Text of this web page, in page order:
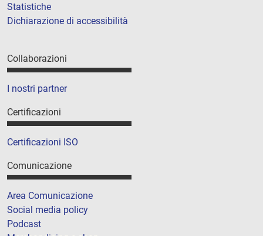
Statistiche
Dichiarazione di accessibilità
Collaborazioni
I nostri partner
Certificazioni
Certificazioni ISO
Comunicazione
Area Comunicazione
Social media policy
Podcast